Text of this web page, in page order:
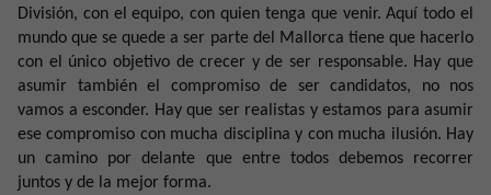
División, con el equipo, con quien tenga que venir. Aquí todo el
mundo que se quede a ser parte del Mallorca tiene que hacerlo
con el único objetivo de crecer y de ser responsable. Hay que
asumir también el compromiso de ser candidatos, no nos
vamos a esconder. Hay que ser realistas y estamos para asumir
ese compromiso con mucha disciplina y con mucha ilusión. Hay
un camino por delante que entre todos debemos recorrer
juntos y de la mejor forma.